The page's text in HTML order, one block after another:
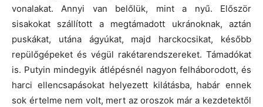
vonalakat. Annyi van belőlük, mint a nyű. Először
sisakokat szállított a megtámadott ukránoknak, aztán
puskákat, utána ágyúkat, majd harckocsikat, később
repülőgépeket és végül rakétarendszereket. Támadókat
is. Putyin mindegyik átlépésnél nagyon felháborodott, és
harci ellencsapásokat helyezett kilátásba, habár ennek
sok értelme nem volt, mert az oroszok már a kezdetektől